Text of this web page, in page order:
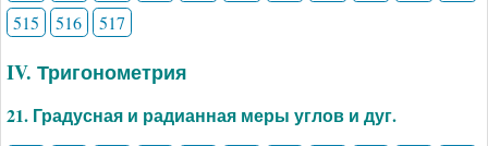
515
516 517
IV. Тригонометрия
21. Градусная и радианная меры углов и дуг.